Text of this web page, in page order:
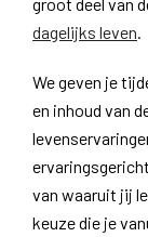
dagelijks leven
We geven je
en inhoud van
van waaruit jij
keuze die je